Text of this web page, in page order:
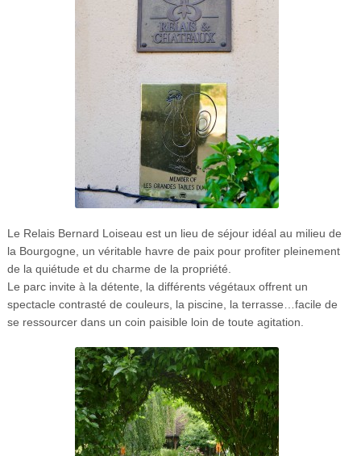
Le Relais Bernard Loiseau est un lieu de séjour idéal au milieu de
la Bourgogne, un véritable havre de paix pour profiter pleinement
de la quiétude et du charme de la propriété.
Le parc invite à la détente, la différents végétaux offrent un
spectacle contrasté de couleurs, la piscine, la terrasse…facile de
se ressourcer dans un coin paisible loin de toute agitation.